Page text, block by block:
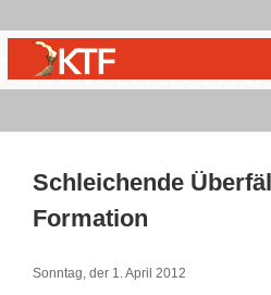
Schleichende
Formation
Sonntag, der 1. April 2012